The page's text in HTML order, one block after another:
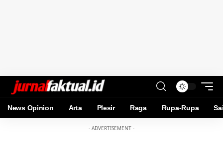
News Opinion Arta Plesir Raga Rupa-Rupa
- ADVERTISEMENT -